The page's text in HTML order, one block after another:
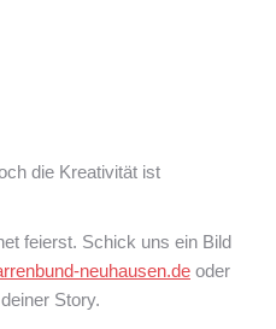
die Kreativität ist
feierst. Schick uns ein Bild
neuhausen.de oder
Story.